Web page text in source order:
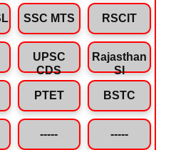
SSC MTS RSCIT
UPSC
CDS
Rajasthan
SI
PTET BSTC
----- -----